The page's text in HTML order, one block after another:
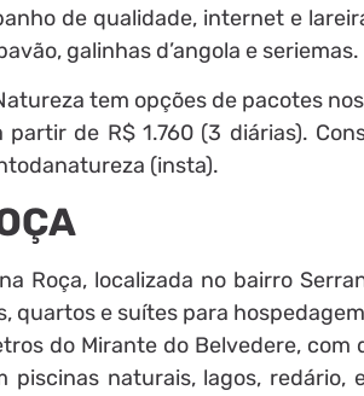
de qualidade, internet e
galinhas d’angola e seriemas.
tem opções de pacotes
de R$ 1.760 (3 diárias).
(insta).
Roça, localizada no bairro
quartos e suítes para
do Mirante do Belvedere,
piscinas naturais, lagos, redário,